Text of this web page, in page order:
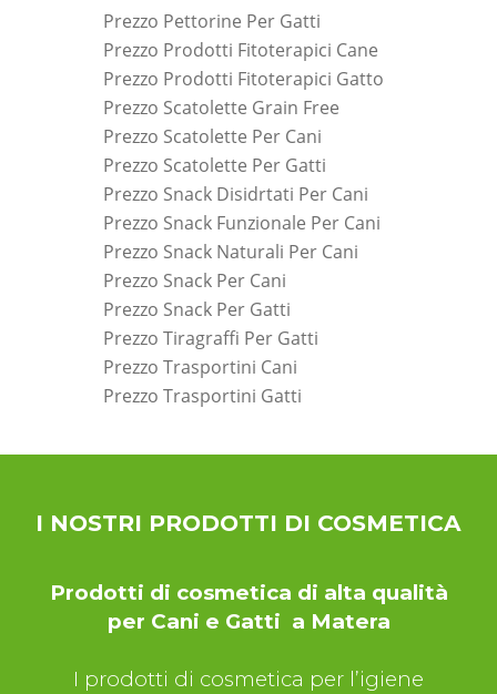
Prezzo Pettorine Per Gatti
Prezzo Prodotti Fitoterapici Cane
Prezzo Prodotti Fitoterapici Gatto
Prezzo Scatolette Grain Free
Prezzo Scatolette Per Cani
Prezzo Scatolette Per Gatti
Prezzo Snack Disidrtati Per Cani
Prezzo Snack Funzionale Per Cani
Prezzo Snack Naturali Per Cani
Prezzo Snack Per Cani
Prezzo Snack Per Gatti
Prezzo Tiragraffi Per Gatti
Prezzo Trasportini Cani
Prezzo Trasportini Gatti
I NOSTRI PRODOTTI DI COSMETICA
Prodotti di cosmetica di alta qualità
per Cani e Gatti a Matera
I prodotti di cosmetica per l’igiene